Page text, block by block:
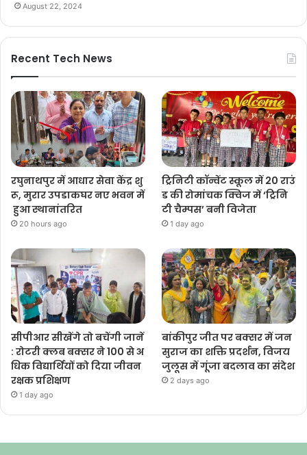
August 22, 2024
Recent Tech News
रघुनाथपुर में आधार सेवा केंद्र शु
रू, मुरार उपडाकघर नए भवन में
हुआ स्थानांतरित
20 hours ago
ट्रिनिटी कॉन्वेंट स्कूल में 20 राउं
ड की रोमांचक क्विज में ‘ट्रिनि
टी चैम्पस’ बनी विजेता
1 day ago
सीपीआर सीखेंगे तो बचेंगी जानें
: रोटरी क्लब बक्सर ने 100 से अ
धिक विद्यार्थियों को दिया जीवन
रक्षक प्रशिक्षण
1 day ago
बांकीपुर जीत पर बक्सर में जन
सुराज का शक्ति प्रदर्शन, विजय
जुलूस में गूंजा बदलाव का संदेश
2 days ago